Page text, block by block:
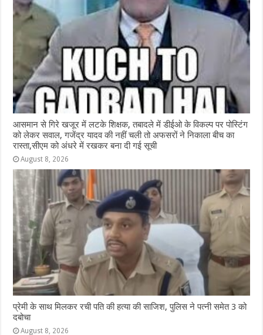
आसमान से गिरे खजूर में लटके शिक्षक, तबादले में डीईओ के विकल्प पर पोस्टिंग
को लेकर सवाल, गजेंद्र यादव की नहीं चली तो अफसरों ने निकाला बीच का
रास्ता,सीएम को अंधरे में रखकर बना दी गई सूची
August 8, 2026
प्रेमी के साथ मिलकर रची पति की हत्या की साजिश, पुलिस ने पत्नी समेत 3 को
दबोचा
August 8, 2026